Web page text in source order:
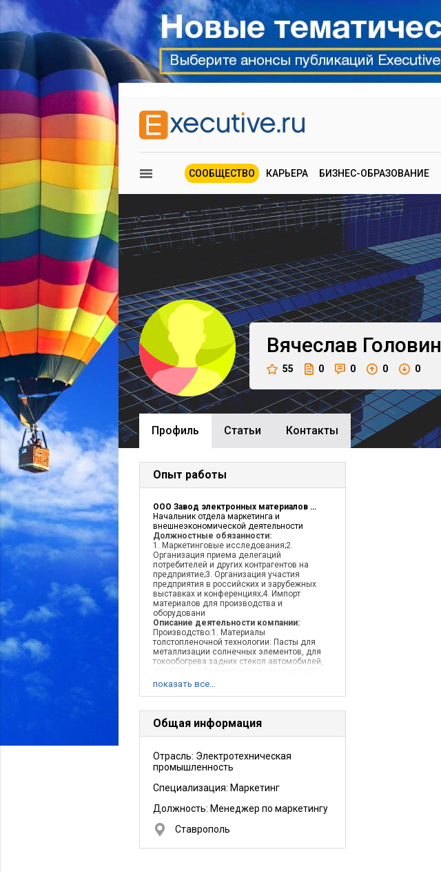
СООБЩЕСТВО КАРЬЕРА БИЗНЕС-ОБРАЗОВАНИЕ
Вячеслав Головин
55 0 0 0 0
Профиль Cтатьи Контакты
Опыт работы
ООО Завод электронных материалов и приборов АНАЛОГ
Начальник отдела маркетинга и
внешнеэкономической деятельности
Должностные обязанности:
1. Маркетинговые исследования;2.
Организация приема делегаций
потребителей и других контрагентов на
предприятие;3. Организация участия
предприятия в российских и зарубежных
выставках и конференциях;4. Импорт
материалов для производства и
оборудовани
Описание деятельности компании:
Производство:1. Материалы
толстопленочной технологии: Пасты для
металлизации солнечных элементов, для
токообогрева задних стекол автомобилей,
Первичные преобразователи давления -
показать все…
Общая информация
Отрасль: Электротехническая
промышленность
Специализация: Маркетинг
Должность: Менеджер по маркетингу
Ставрополь